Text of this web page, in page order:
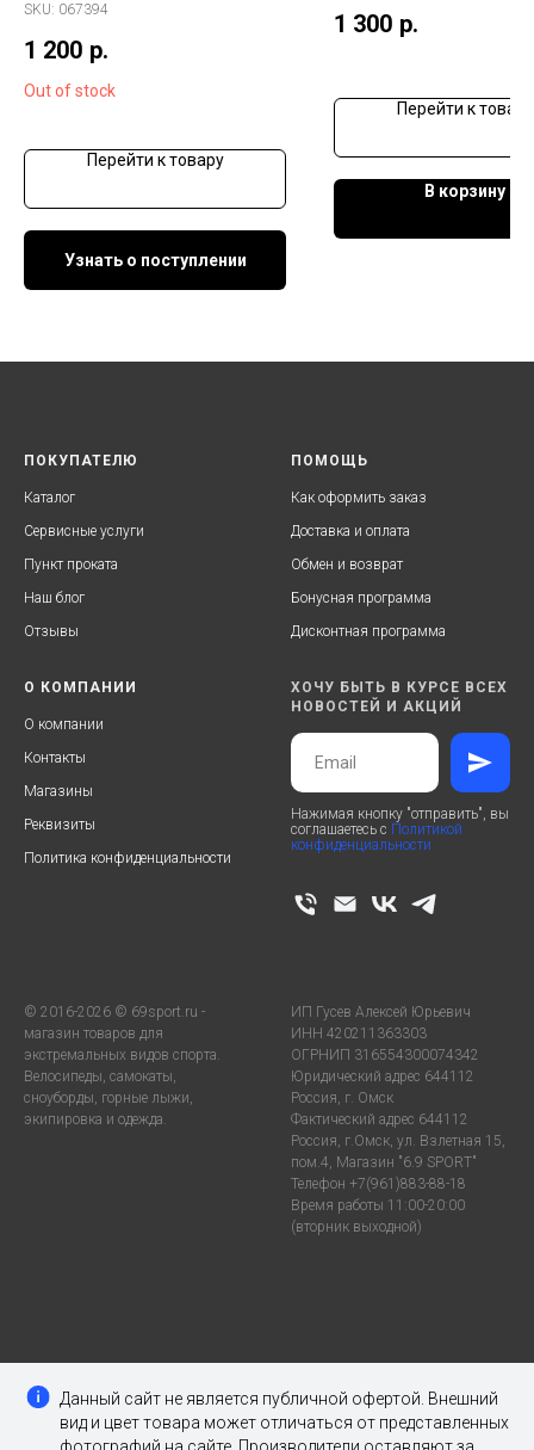
SKU: 067394
1 200 р.
Out of stock
Перейти к товару
Узнать о поступлении
1 300 р.
Перейти к товару
В корзину
ПОКУПАТЕЛЮ
Каталог
Сервисные услуги
Пункт проката
Наш блог
Отзывы
ПОМОЩЬ
Как оформить заказ
Доставка и оплата
Обмен и возврат
Бонусная программа
Дисконтная программа
О КОМПАНИИ
О компании
Контакты
Магазины
Реквизиты
Политика конфиденциальности
ХОЧУ БЫТЬ В КУРСЕ ВСЕХ
НОВОСТЕЙ И АКЦИЙ
Нажимая кнопку "отправить", вы
соглашаетесь с Политикой
конфиденциальности
© 2016-2026 © 69sport.ru -
магазин товаров для
экстремальных видов спорта.
Велосипеды, самокаты,
сноуборды, горные лыжи,
экипировка и одежда.
ИП Гусев Алексей Юрьевич
ИНН 420211363303
ОГРНИП 316554300074342
Юридический адрес 644112
Россия, г. Омск
Фактический адрес 644112
Россия, г.Омск, ул. Взлетная 15,
пом.4, Магазин "6.9 SPORT"
Телефон +7(961)883-88-18
Время работы 11:00-20:00
(вторник выходной)
Данный сайт не является публичной офертой. Внешний
вид и цвет товара может отличаться от представленных